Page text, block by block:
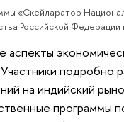
«Скейларатор
Российской
подробно
на индийский
программы